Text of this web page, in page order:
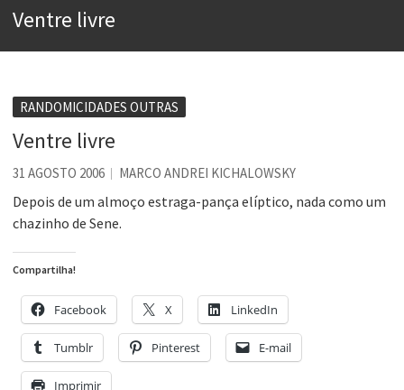
Se queres salvar o mundo, o veganismo não é a resposta
Tem que filmar isso daí
A construção da urbanidade
Aprender a fracassar é o segredo do sucesso
Ventre livre
RANDOMICIDADES OUTRAS
Ventre livre
31 AGOSTO 2006 MARCO ANDREI KICHALOWSKY
Depois de um almoço estraga-pança elíptico, nada como um
chazinho de Sene.
Compartilha!
Facebook X LinkedIn
Tumblr Pinterest E-mail
Imprimir